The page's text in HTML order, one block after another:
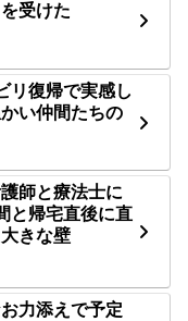
を受けた
リ復帰で実感し
い仲間たちの
師と療法士に
と帰宅直後に直
大きな壁
力添えで予定